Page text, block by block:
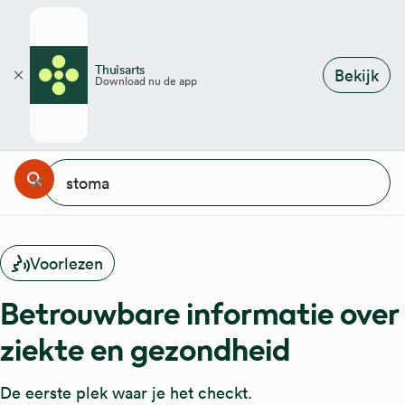
Thuisarts
Download nu de app Bekijk
Sluiten
Annuleren
ben je naar op zoek?
Zoeken
Wissen
Voorlezen
Betrouwbare informatie over
ziekte en gezondheid
De eerste plek waar je het checkt.